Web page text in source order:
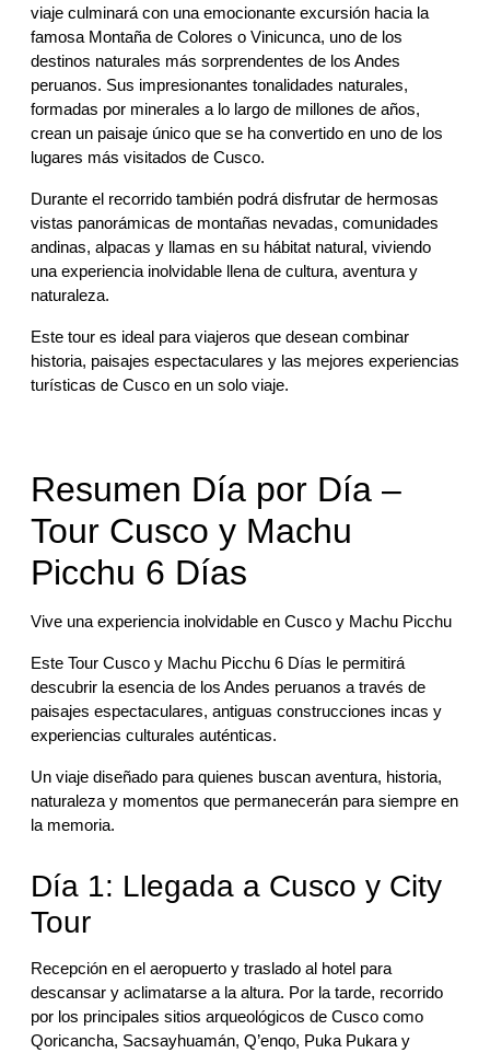
viaje culminará con una emocionante excursión hacia la
famosa Montaña de Colores o Vinicunca, uno de los
destinos naturales más sorprendentes de los Andes
peruanos. Sus impresionantes tonalidades naturales,
formadas por minerales a lo largo de millones de años,
crean un paisaje único que se ha convertido en uno de los
lugares más visitados de Cusco.
Durante el recorrido también podrá disfrutar de hermosas
vistas panorámicas de montañas nevadas, comunidades
andinas, alpacas y llamas en su hábitat natural, viviendo
una experiencia inolvidable llena de cultura, aventura y
naturaleza.
Este tour es ideal para viajeros que desean combinar
historia, paisajes espectaculares y las mejores experiencias
turísticas de Cusco en un solo viaje.
Resumen Día por Día –
Tour Cusco y Machu
Picchu 6 Días
Vive una experiencia inolvidable en Cusco y Machu Picchu
Este Tour Cusco y Machu Picchu 6 Días le permitirá
descubrir la esencia de los Andes peruanos a través de
paisajes espectaculares, antiguas construcciones incas y
experiencias culturales auténticas.
Un viaje diseñado para quienes buscan aventura, historia,
naturaleza y momentos que permanecerán para siempre en
la memoria.
Día 1: Llegada a Cusco y City
Tour
Recepción en el aeropuerto y traslado al hotel para
descansar y aclimatarse a la altura. Por la tarde, recorrido
por los principales sitios arqueológicos de Cusco como
Qoricancha, Sacsayhuamán, Q’enqo, Puka Pukara y